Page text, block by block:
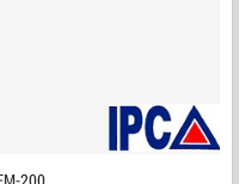
(MEKASENTRON
200